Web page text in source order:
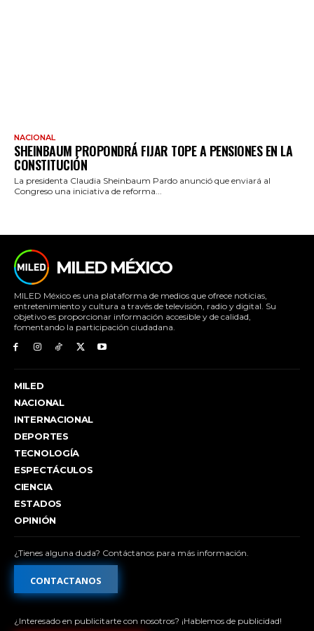
NACIONAL
SHEINBAUM PROPONDRÁ FIJAR TOPE A PENSIONES EN LA
CONSTITUCIÓN
La presidenta Claudia Sheinbaum Pardo anunció que enviará al
Congreso una iniciativa de reforma...
MILED MÉXICO
MILED México es una plataforma de medios que ofrece noticias,
entretenimiento y cultura a través de televisión, radio y digital. Su
objetivo es proporcionar información accesible y de calidad,
fomentando la participación ciudadana.
MILED
NACIONAL
INTERNACIONAL
DEPORTES
TECNOLOGÍA
ESPECTÁCULOS
CIENCIA
ESTADOS
OPINIÓN
¿Tienes alguna duda? Contáctanos para más información.
CONTACTANOS
¿Interesado en publicitarte con nosotros? ¡Hablemos de publicidad!